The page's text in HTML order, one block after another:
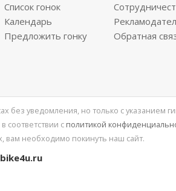
Список гонок
Календарь
Предложить гонку
Обратная
без уведомления, но только с указанием
с политикой
вам необходимо покинуть наш сайт.